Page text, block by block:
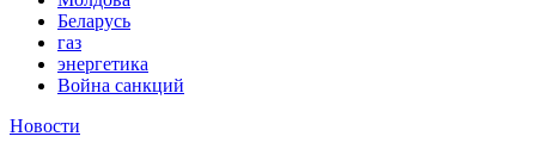
Беларусь
газ
энергетика
Война санкций
Новости